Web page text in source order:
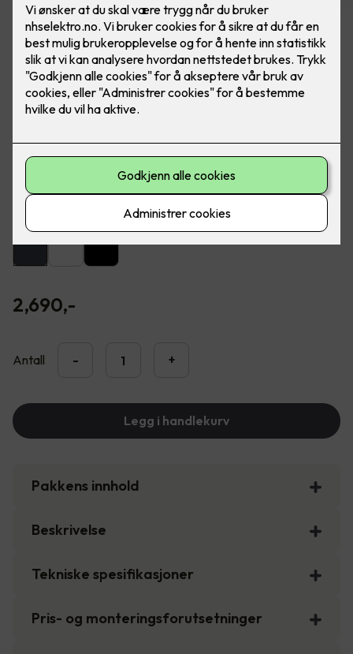
Artes veggarmatur grafitt
Lekker utebelysning fra SG Armaturen. Ferdig
montert, utskifting av lampe.
innendørs montering på vegg.
2,690,-
Antall - +
Legg i handlekurv
Pakkens innhold
Beskrivelse
Tekniske spesifikasjoner
Pris- og monteringsforutsetninger